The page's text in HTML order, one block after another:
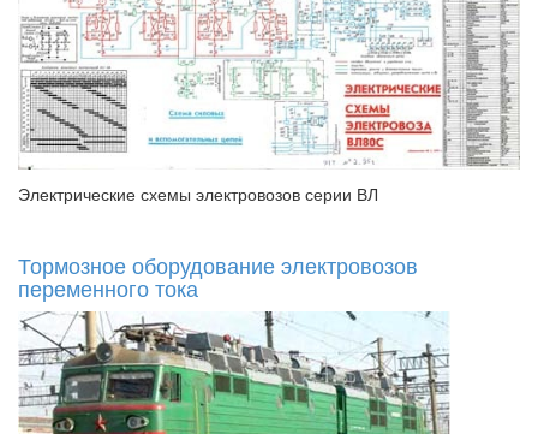
Электрические схемы электровозов серии ВЛ
Тормозное оборудование электровозов
переменного тока